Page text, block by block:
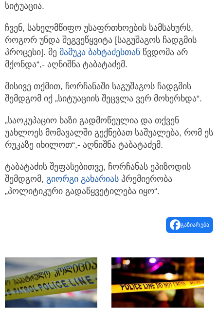
სიტუაცია.
ჩვენ, სახელმწიფო უსაფრთხოების სამსახურს,
როგორ უნდა შეგვეწყვიტა [საგუშაგოს ჩადგმის
პროცესი]. მე მამუკა ბახტაძესთან წვდომა არ
მქონდა“,- აღნიშნა ტაბატაძემ.
მისივე თქმით, ჩორჩანაში საგუშაგოს ჩადგმის
შემდგომ იქ „სიტუაციის შეცვლა ვერ მოხერხდა“.
„საოკუპაციო ხაზი გადმოწეულია და თქვენ
უახლოეს მომავალში გექნებათ საშუალება, რომ ეს
რუკაზე იხილოთ“,- აღნიშნა ტაბატაძემ.
ტაბატაძის შეფასებითვე, ჩორჩანას ეპიზოდის
შემდგომ, გიორგი გახარიას პრემიერობა
„პოლიტიკური გადაწყვეტილება იყო“.
გაზიარება